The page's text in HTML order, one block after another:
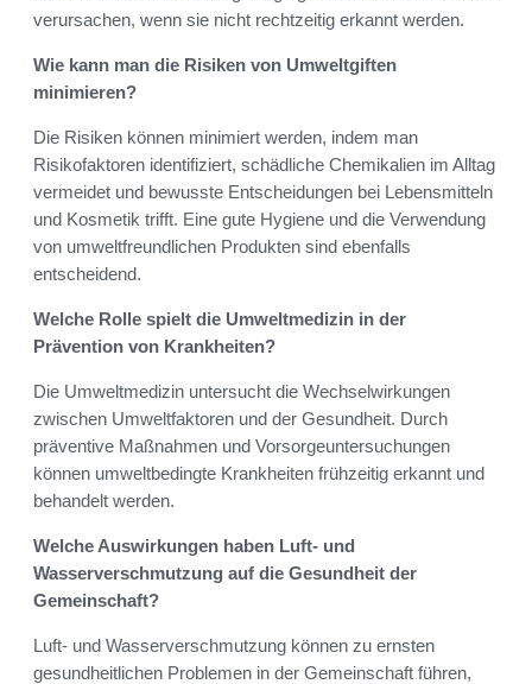
verursachen, wenn sie nicht rechtzeitig erkannt werden.
Wie kann man die Risiken von Umweltgiften
minimieren?
Die Risiken können minimiert werden, indem man
Risikofaktoren identifiziert, schädliche Chemikalien im Alltag
vermeidet und bewusste Entscheidungen bei Lebensmitteln
und Kosmetik trifft. Eine gute Hygiene und die Verwendung
von umweltfreundlichen Produkten sind ebenfalls
entscheidend.
Welche Rolle spielt die Umweltmedizin in der
Prävention von Krankheiten?
Die Umweltmedizin untersucht die Wechselwirkungen
zwischen Umweltfaktoren und der Gesundheit. Durch
präventive Maßnahmen und Vorsorgeuntersuchungen
können umweltbedingte Krankheiten frühzeitig erkannt und
behandelt werden.
Welche Auswirkungen haben Luft- und
Wasserverschmutzung auf die Gesundheit der
Gemeinschaft?
Luft- und Wasserverschmutzung können zu ernsten
gesundheitlichen Problemen in der Gemeinschaft führen,